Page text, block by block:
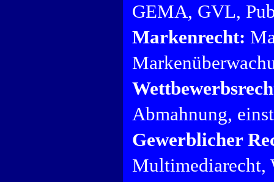
GEMA, GVL,
Markenrecht:
Abmahnung,
Gewerblicher
Multimediarecht,